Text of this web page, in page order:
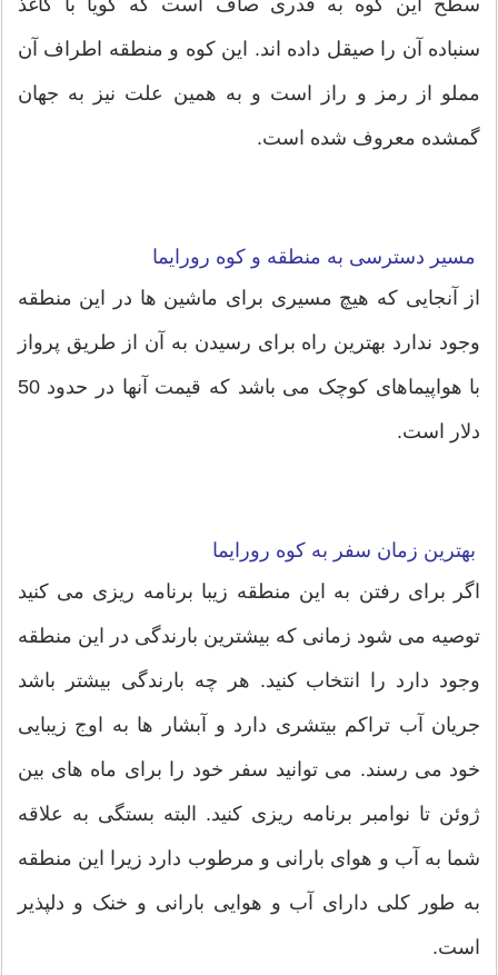
سطح این کوه به قدری صاف است که گویا با کاغذ
سنباده آن را صیقل داده اند. این کوه و منطقه اطراف آن
مملو از رمز و راز است و به همین علت نیز به جهان
گمشده معروف شده است.
مسیر دسترسی به منطقه و کوه رورایما
از آنجایی که هیچ مسیری برای ماشین ها در این منطقه
وجود ندارد بهترین راه برای رسیدن به آن از طریق پرواز
با هواپیماهای کوچک می باشد که قیمت آنها در حدود 50
دلار است.
بهترین زمان سفر به کوه رورایما
اگر برای رفتن به این منطقه زیبا برنامه ریزی می کنید
توصیه می شود زمانی که بیشترین بارندگی در این منطقه
وجود دارد را انتخاب کنید. هر چه بارندگی بیشتر باشد
جریان آب تراکم بیتشری دارد و آبشار ها به اوج زیبایی
خود می رسند. می توانید سفر خود را برای ماه های بین
ژوئن تا نوامبر برنامه ریزی کنید. البته بستگی به علاقه
شما به آب و هوای بارانی و مرطوب دارد زیرا این منطقه
به طور کلی دارای آب و هوایی بارانی و خنک و دلپذیر
است.